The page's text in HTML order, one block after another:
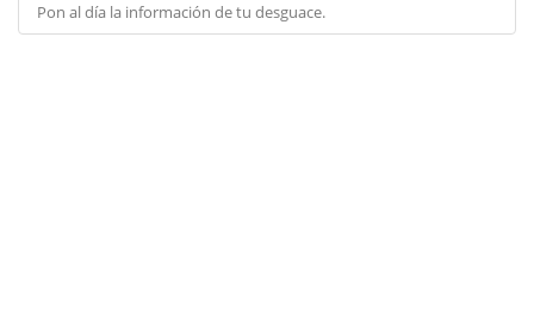
Pon al día la información de tu desguace.